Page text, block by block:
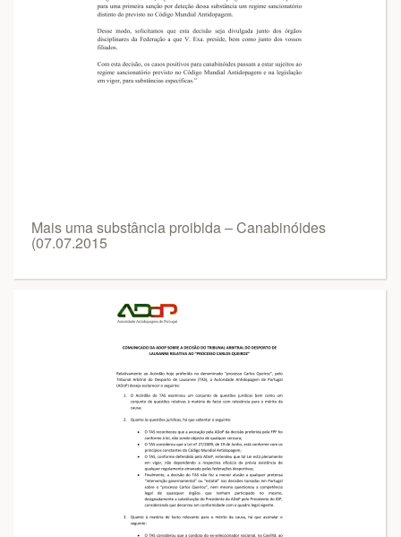
Mais uma substância proibida – Canabinóides
(07.07.2015